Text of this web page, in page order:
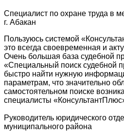
Специалист по охране труда в
г. Абакан
Пользуюсь системой
это всегда своевременная и
Очень большая база судебной
«Специальный поиск судебной
быстро найти нужную
параметрам, что значительно
самостоятельном поиске
специалисты
Руководитель юридического
муниципального района